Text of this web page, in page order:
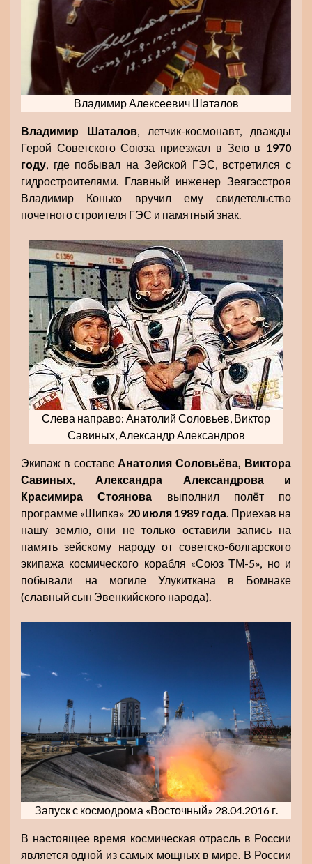
Владимир Алексеевич Шаталов
Владимир Шаталов , летчик-космонавт, дважды
Герой Советского Союза приезжал в Зею в 1970
году , где побывал на Зейской ГЭС, встретился с
гидростроителями. Главный инженер Зеягэсстроя
Владимир Конько вручил ему свидетельство
почетного строителя ГЭС и памятный знак.
Слева направо: Анатолий Соловьев, Виктор
Савиных, Александр Александров
Экипаж в составе Анатолия Соловьёва, Виктора
Савиных, Александра Александрова и
Красимира Стоянова выполнил полёт по
программе «Шипка» 20 июля 1989 года . Приехав на
нашу землю, они не только оставили запись на
память зейскому народу от советско-болгарского
экипажа космического корабля «Союз ТМ-5», но и
побывали на могиле Улукиткана в Бомнаке
(славный сын Эвенкийского народа)
Запуск с космодрома «Восточный» 28.04.2016 г.
В настоящее время космическая отрасль в России
является одной из самых мощных в мире. В России